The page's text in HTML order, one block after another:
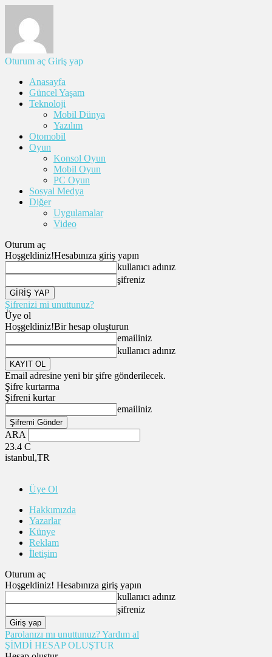
Oturum aç Giriş yap
Anasayfa
Güncel Yaşam
Teknoloji
Mobil Dünya
Yazılım
Otomobil
Oyun
Konsol Oyun
Mobil Oyun
PC Oyun
Sosyal Medya
Diğer
Uygulamalar
Video
Oturum aç
Hoşgeldiniz!Hesabınıza giriş yapın
kullanıcı adınız
şifreniz
Şifrenizi mi unuttunuz?
Üye ol
Hoşgeldiniz!Bir hesap oluşturun
emailiniz
kullanıcı adınız
Email adresine yeni bir şifre gönderilecek.
Şifre kurtarma
Şifreni kurtar
emailiniz
ARA
23.4 C
istanbul,TR
Üye Ol
Hakkımızda
Yazarlar
Künye
Reklam
İletişim
Oturum aç
Hoşgeldiniz! Hesabınıza giriş yapın
kullanıcı adınız
şifreniz
Parolanızı mı unuttunuz? Yardım al
ŞİMDİ HESAP OLUŞTUR